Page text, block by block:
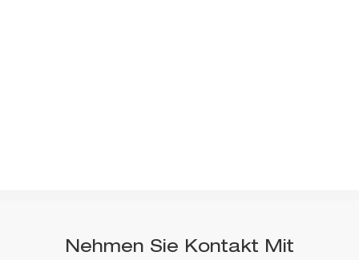
Nehmen Sie Kontakt Mit